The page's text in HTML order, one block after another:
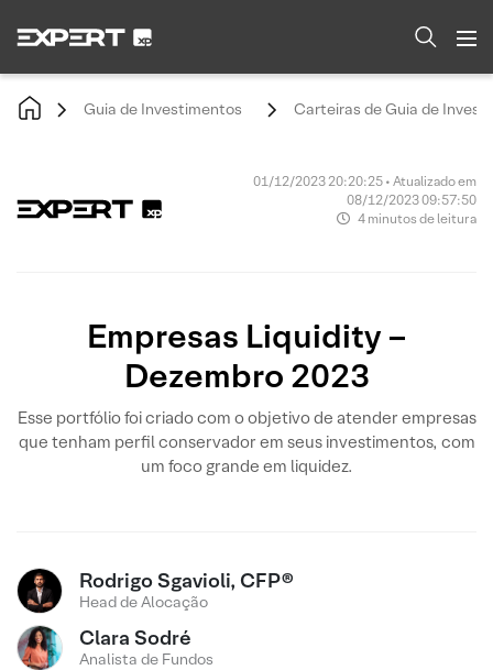
Guia de Investimentos Carteiras de Guia de
01/12/2023 20:20:25 • Atualizado em
08/12/2023 09:57:50
4 minutos de leitura
Empresas Liquidity –
Dezembro 2023
Esse portfólio foi criado com o objetivo de atender empresas
que tenham perfil conservador em seus investimentos, com
um foco grande em liquidez.
Rodrigo Sgavioli, CFP®
Head de Alocação
Clara Sodré
Analista de Fundos